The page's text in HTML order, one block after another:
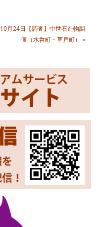
10月24日【調査】中世石造物調
査（水呑町・草戸町） »